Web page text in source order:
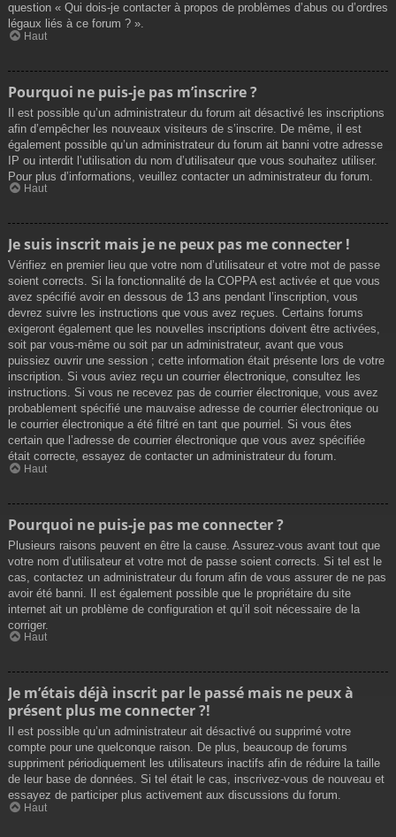
question « Qui dois-je contacter à propos de problèmes d’abus ou d’ordres
légaux liés à ce forum ? ».
Haut
Pourquoi ne puis-je pas m’inscrire ?
Il est possible qu’un administrateur du forum ait désactivé les inscriptions
afin d’empêcher les nouveaux visiteurs de s’inscrire. De même, il est
également possible qu’un administrateur du forum ait banni votre adresse
IP ou interdit l’utilisation du nom d’utilisateur que vous souhaitez utiliser.
Pour plus d’informations, veuillez contacter un administrateur du forum.
Haut
Je suis inscrit mais je ne peux pas me connecter !
Vérifiez en premier lieu que votre nom d’utilisateur et votre mot de passe
soient corrects. Si la fonctionnalité de la COPPA est activée et que vous
avez spécifié avoir en dessous de 13 ans pendant l’inscription, vous
devrez suivre les instructions que vous avez reçues. Certains forums
exigeront également que les nouvelles inscriptions doivent être activées,
soit par vous-même ou soit par un administrateur, avant que vous
puissiez ouvrir une session ; cette information était présente lors de votre
inscription. Si vous aviez reçu un courrier électronique, consultez les
instructions. Si vous ne recevez pas de courrier électronique, vous avez
probablement spécifié une mauvaise adresse de courrier électronique ou
le courrier électronique a été filtré en tant que pourriel. Si vous êtes
certain que l’adresse de courrier électronique que vous avez spécifiée
était correcte, essayez de contacter un administrateur du forum.
Haut
Pourquoi ne puis-je pas me connecter ?
Plusieurs raisons peuvent en être la cause. Assurez-vous avant tout que
votre nom d’utilisateur et votre mot de passe soient corrects. Si tel est le
cas, contactez un administrateur du forum afin de vous assurer de ne pas
avoir été banni. Il est également possible que le propriétaire du site
internet ait un problème de configuration et qu’il soit nécessaire de la
corriger.
Haut
Je m’étais déjà inscrit par le passé mais ne peux à
présent plus me connecter ?!
Il est possible qu’un administrateur ait désactivé ou supprimé votre
compte pour une quelconque raison. De plus, beaucoup de forums
suppriment périodiquement les utilisateurs inactifs afin de réduire la taille
de leur base de données. Si tel était le cas, inscrivez-vous de nouveau et
essayez de participer plus activement aux discussions du forum.
Haut